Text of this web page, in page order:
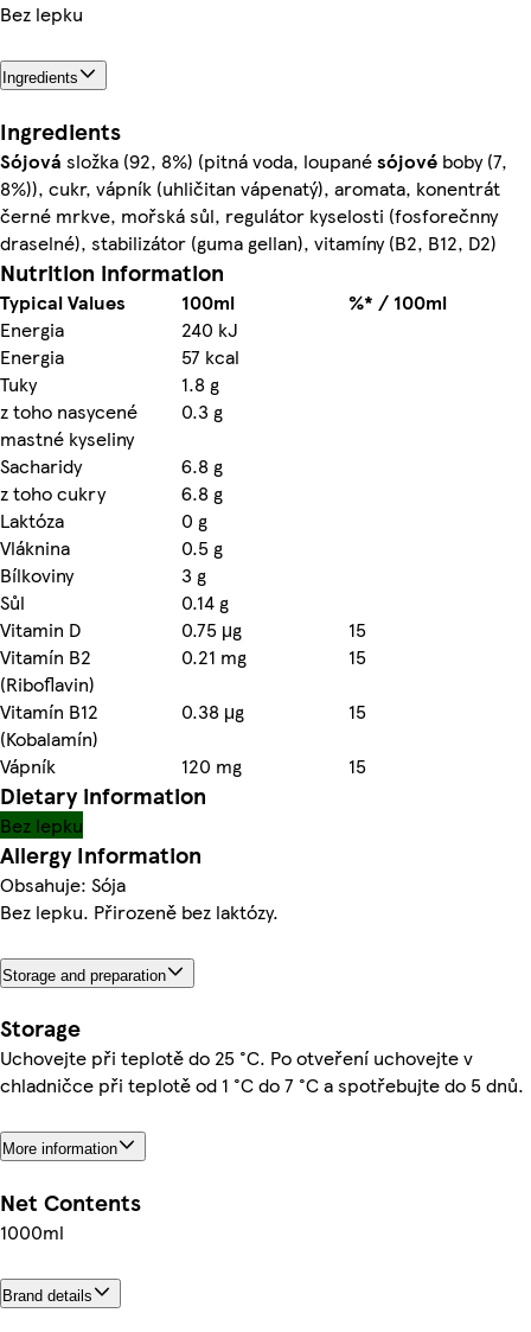
Bez lepku
Ingredients
Ingredients
Sójová složka (92, 8%) (pitná voda, loupanésójové boby (7,
8%)), cukr, vápník (uhličitan vápenatý), aromata, konentrát
černé mrkve, mořská sůl, regulátor kyselosti (fosforečnny
draselné), stabilizátor (guma gellan), vitamíny (B2, B12, D2)
Nutrition information
Typical Values 100ml
%* / 100ml
Energia
240 kJ
Energia
57 kcal
Tuky
1.8 g
z toho nasycené
mastné kyseliny
0.3 g
Sacharidy
6.8 g
z toho cukry
6.8 g
Laktóza
0 g
Vláknina
0.5 g
Bílkoviny
3 g
Sůl
0.14 g
Vitamin D
0.75 μg
15
Vitamín B2
(Riboflavin)
0.21 mg
15
Vitamín B12
(Kobalamín)
0.38 μg
15
Vápník
120 mg 15
Dietary information
Bez lepku
Allergy Information
Obsahuje: Sója
Bez lepku. Přirozeně bez laktózy.
Storage and preparation
Storage
Uchovejte při teplotě do 25 °C. Po otveření uchovejte v
chladničce při teplotě od 1 °C do 7 °C a spotřebujte do 5 dnů.
More information
Net Contents
1000ml
Brand details